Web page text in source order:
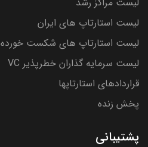
لیست استارتاپ های ایران
لیست استارتاپ های شکست خورده
لیست سرمایه گذاران خطرپذیر VC
قراردادهای استارتاپها
پخش زنده
پشتیبانی